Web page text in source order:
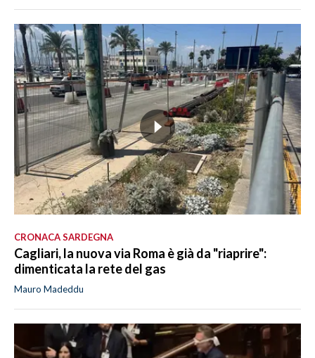
CRONACA SARDEGNA
Cagliari, la nuova via Roma è già da "riaprire":
dimenticata la rete del gas
Mauro Madeddu